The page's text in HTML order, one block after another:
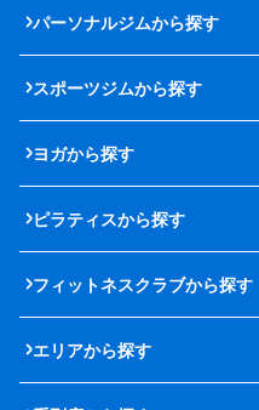
パーソナルジムから探す
スポーツジムから探す
ヨガから探す
ピラティスから探す
フィットネスクラブから探す
エリアから探す